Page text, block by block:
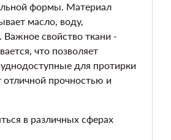
формы. Материал
масло, воду,
свойство ткани -
что позволяет
для протирки
отличной прочностью и
в различных сферах